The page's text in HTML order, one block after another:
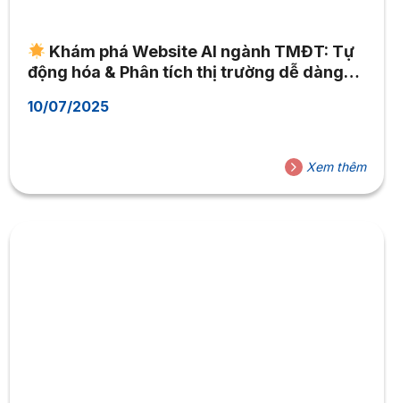
Khám phá Website AI ngành TMĐT: Tự
động hóa & Phân tích thị trường dễ dàng
10/07/2025
Xem thêm